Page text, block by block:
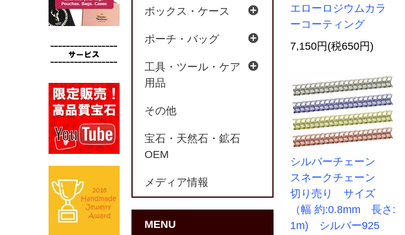
エローロジウムカラ
ーコーティング
7,150円(税650円)
シルバーチェーン
スネークチェーン
切り売り サイズ
（幅 約:0.8mm 長さ:
1m) シルバー925
ボックス・ケース
ポーチ・バッグ
工具・ツール・ケア
用品
その他
宝石・天然石・鉱石
OEM
メディア情報
MENU